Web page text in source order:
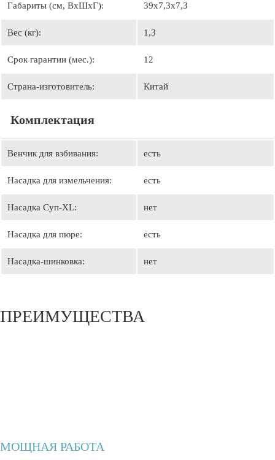
Габариты (см, ВхШхГ): 39х7,3х7,3
Вес (кг): 1,3
Срок гарантии (мес.): 12
Страна-изготовитель: Китай
Комплектация
Венчик для взбивания: есть
Насадка для измельчения: есть
Насадка Суп-XL: нет
Насадка для пюре: есть
Насадка-шинковка: нет
ПРЕИМУЩЕСТВА
МОЩНАЯ РАБОТА